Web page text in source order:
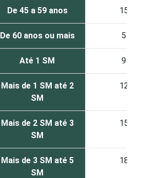
De 45 a 59 anos 15
De 60 anos ou mais 5
Até 1 SM 9
Mais de 1 SM até 2
SM
12
Mais de 2 SM até 3
SM
15
Mais de 3 SM até 5
SM
18